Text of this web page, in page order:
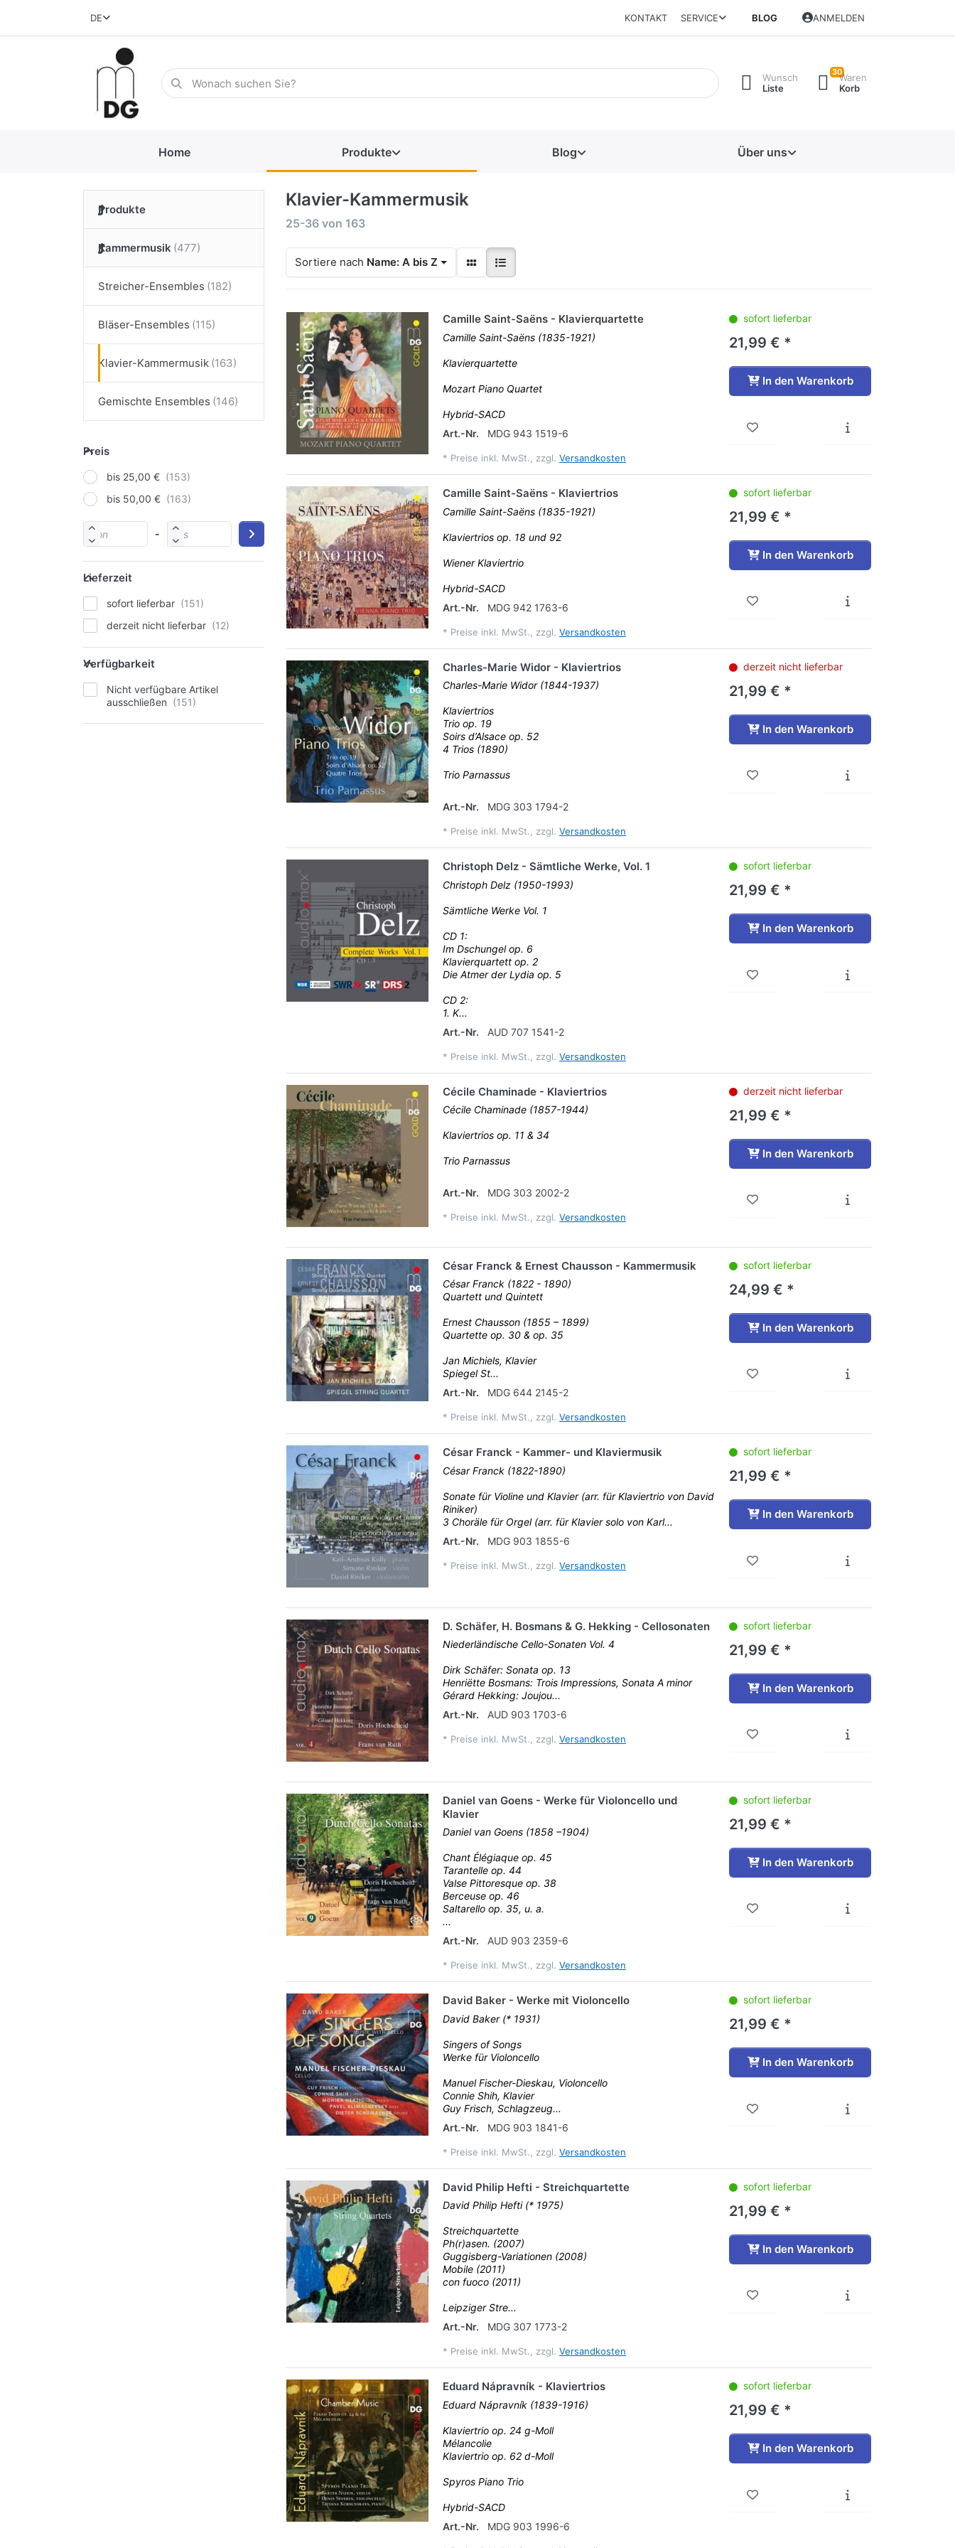
DE KONTAKT SERVICE BLOG ANMELDEN
Wunsch
Liste
30Waren
Korb
Home Produkte Blog Über uns
Produkte
Kammermusik
Streicher-Ensembles
Bläser-Ensembles
Klavier-Kammermusik
Gemischte Ensembles
Preis
bis 25,00 €
bis 50,00 €
-
Lieferzeit
sofort lieferbar
derzeit nicht lieferbar
Verfügbarkeit
Nicht verfügbare Artikel
ausschließen
Klavier-Kammermusik
25-36 von 163
Sortiere nach Name: A bis Z
Camille Saint-Saëns - Klavierquartette
Camille Saint-Saëns (1835-1921)
Klavierquartette
Mozart Piano Quartet
Hybrid-SACD
Art.-Nr.
MDG 943 1519-6
* Preise inkl. MwSt., zzgl. Versandkosten
sofort lieferbar
21,99 € *
In den Warenkorb
Camille Saint-Saëns - Klaviertrios
Camille Saint-Saëns (1835-1921)
Klaviertrios op. 18 und 92
Wiener Klaviertrio
Hybrid-SACD
Art.-Nr.
MDG 942 1763-6
* Preise inkl. MwSt., zzgl. Versandkosten
sofort lieferbar
21,99 € *
In den Warenkorb
Charles-Marie Widor - Klaviertrios
Charles-Marie Widor (1844-1937)
Klaviertrios
Trio op. 19
Soirs d’Alsace op. 52
4 Trios (1890)
Trio Parnassus
Art.-Nr. MDG 303 1794-2
* Preise inkl. MwSt., zzgl. Versandkosten
derzeit nicht lieferbar
21,99 € *
In den Warenkorb
Christoph Delz - Sämtliche Werke, Vol. 1
Christoph Delz (1950-1993)
Sämtliche Werke Vol. 1
CD 1:
Im Dschungel op. 6
Klavierquartett op. 2
Die Atmer der Lydia op. 5
CD 2:
1. K...
Art.-Nr.
AUD 707 1541-2
* Preise inkl. MwSt., zzgl. Versandkosten
sofort lieferbar
21,99 € *
In den Warenkorb
Cécile Chaminade - Klaviertrios
Cécile Chaminade (1857-1944)
Klaviertrios op. 11 & 34
Trio Parnassus
Art.-Nr. MDG 303 2002-2
* Preise inkl. MwSt., zzgl. Versandkosten
derzeit nicht lieferbar
21,99 € *
In den Warenkorb
César Franck & Ernest Chausson - Kammermusik
César Franck (1822 - 1890)
Quartett und Quintett
Ernest Chausson (1855 – 1899)
Quartette op. 30 & op. 35
Jan Michiels, Klavier
Spiegel St...
Art.-Nr.
MDG 644 2145-2
* Preise inkl. MwSt., zzgl. Versandkosten
sofort lieferbar
24,99 € *
In den Warenkorb
César Franck - Kammer- und Klaviermusik
César Franck (1822-1890)
Sonate für Violine und Klavier (arr. für Klaviertrio von David
Riniker)
3 Choräle für Orgel (arr. für Klavier solo von Karl...
Art.-Nr.
MDG 903 1855-6
* Preise inkl. MwSt., zzgl. Versandkosten
sofort lieferbar
21,99 € *
In den Warenkorb
D. Schäfer, H. Bosmans & G. Hekking - Cellosonaten
Niederländische Cello-Sonaten Vol. 4
Dirk Schäfer: Sonata op. 13
Henriëtte Bosmans: Trois Impressions, Sonata A minor
Gérard Hekking: Joujou...
Art.-Nr.
AUD 903 1703-6
* Preise inkl. MwSt., zzgl. Versandkosten
sofort lieferbar
21,99 € *
In den Warenkorb
Daniel van Goens - Werke für Violoncello und
Klavier
Daniel van Goens (1858 –1904)
Chant Élégiaque op. 45
Tarantelle op. 44
Valse Pittoresque op. 38
Berceuse op. 46
Saltarello op. 35, u. a.
...
Art.-Nr.
AUD 903 2359-6
* Preise inkl. MwSt., zzgl. Versandkosten
sofort lieferbar
21,99 € *
In den Warenkorb
David Baker - Werke mit Violoncello
David Baker (* 1931)
Singers of Songs
Werke für Violoncello
Manuel Fischer-Dieskau, Violoncello
Connie Shih, Klavier
Guy Frisch, Schlagzeug...
Art.-Nr.
MDG 903 1841-6
* Preise inkl. MwSt., zzgl. Versandkosten
sofort lieferbar
21,99 € *
In den Warenkorb
David Philip Hefti - Streichquartette
David Philip Hefti (* 1975)
Streichquartette
Ph(r)asen. (2007)
Guggisberg-Variationen (2008)
Mobile (2011)
con fuoco (2011)
Leipziger Stre...
Art.-Nr.
MDG 307 1773-2
* Preise inkl. MwSt., zzgl. Versandkosten
sofort lieferbar
21,99 € *
In den Warenkorb
Eduard Nápravník - Klaviertrios
Eduard Nápravník (1839-1916)
Klaviertrio op. 24 g-Moll
Mélancolie
Klaviertrio op. 62 d-Moll
Spyros Piano Trio
Hybrid-SACD
Art.-Nr.
MDG 903 1996-6
sofort lieferbar
21,99 € *
In den Warenkorb